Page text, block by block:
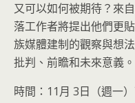
又可以如何被期待？來
落工作者將提出他們更
族媒體建制的觀察與想
批判、前瞻和未來意義。
時間：11月 3日（週一